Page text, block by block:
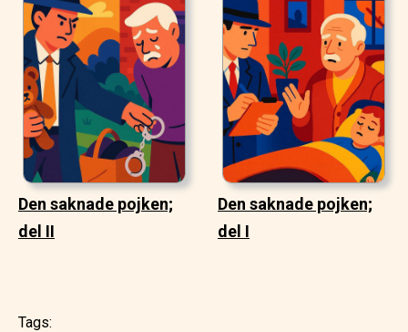
Den saknade pojken;
del II
Den saknade pojken;
del I
Tags: